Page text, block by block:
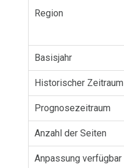
Region
Basisjahr
Historischer Zeitraum
Prognosezeitraum
Anzahl der Seiten
Anpassung verfügbar